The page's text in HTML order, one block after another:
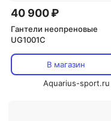
40 900 ₽
Гантели неопреновые
UG1001C
В магазин
Aquarius-sport.ru